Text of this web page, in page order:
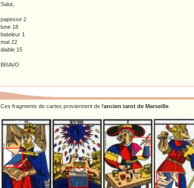
Salut,
papesse 2
lune 18
bateleur 1
mat 22
diable 15
BRAVO
Ces fragments de cartes proviennent de l'ancien tarot de Marseille